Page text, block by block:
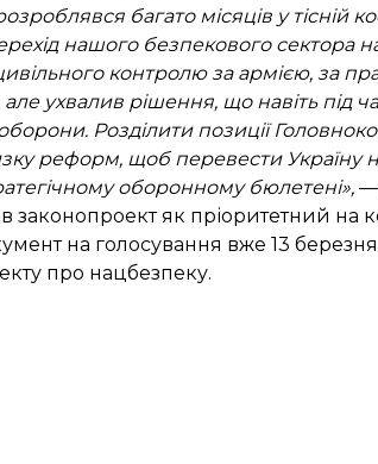
багато місяців у тісній
нашого безпекового сектора
контролю за армією, за
ухвалив рішення, що навіть під
Розділити позиції
реформ, щоб перевести Україну
оборонному бюлетені», —
як пріоритетний на
на голосування вже 13
про нацбезпеку.